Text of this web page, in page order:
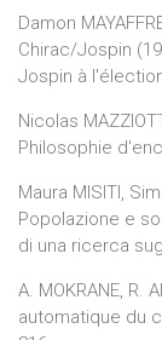
Damon
Chirac/Jospin
Jospin à
Nicolas
Philosophie
Maura MISITI,
Popolazione e
di una ricerca
A. MOKRANE, R.
automatique du